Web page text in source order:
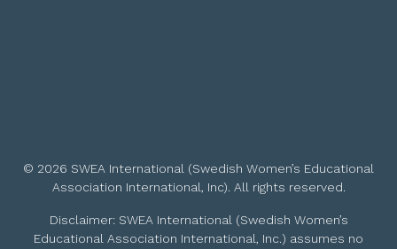
© 2026 SWEA International (Swedish Women’s Educational
Association International, Inc). All rights reserved.
Disclaimer: SWEA International (Swedish Women’s
Educational Association International, Inc.) assumes no